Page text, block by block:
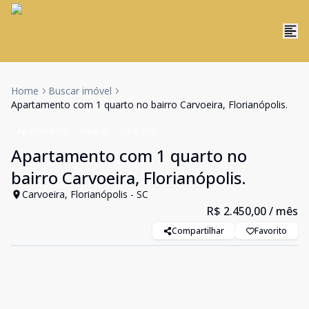
Home
Buscar imóvel
Apartamento com 1 quarto no bairro Carvoeira, Florianópolis.
Apartamento com 1 quarto no
bairro Carvoeira, Florianópolis.
Carvoeira, Florianópolis - SC
R$ 2.450,00/ mês
Compartilhar Favorito